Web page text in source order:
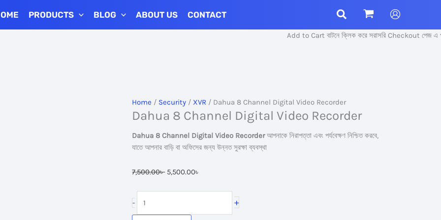
PRODUCTS BLOG ABOUT US CONTACT
Add to Cart বাটনে ক্লিক করে সরাসরি Checkout পেজ এ প্রবেশ
Home / Security / XVR / Dahua 8 Channel Digital Video Recorder
Dahua 8 Channel Digital Video Recorder
Dahua 8 Channel Digital Video Recorderআপনাকে নিরাপত্তা এবং পর্যবেক্ষণ নিশ্চিত করবে,
যাতে আপনার বাড়ি বা অফিসের জন্য উন্নত সুরক্ষা ব্যবস্থা
7,500.00৳ Original
5,500.00৳
5,500.00৳ .
- +